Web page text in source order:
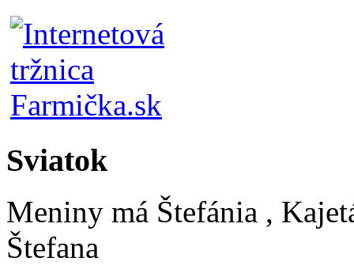
Sviatok
Meniny má Štefánia ,
Štefana